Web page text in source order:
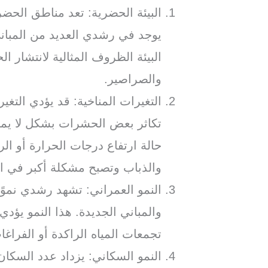
البيئة الحضرية: تعد مناطق
يوجد في رشدي العديد من
البيئة الظروف المثالية
والصراصير.
التغيرات المناخية: قد يؤدي
تكاثر بعض الحشرات بشكل لا
حالة ارتفاع درجات الحرارة أو
والذباب وتصبح مشكلة أكبر في
النمو العمراني: تشهد رشدي
والمباني الجديدة. هذا النمو
تجمعات المياه الراكدة أو
النمو السكاني: يزداد عدد